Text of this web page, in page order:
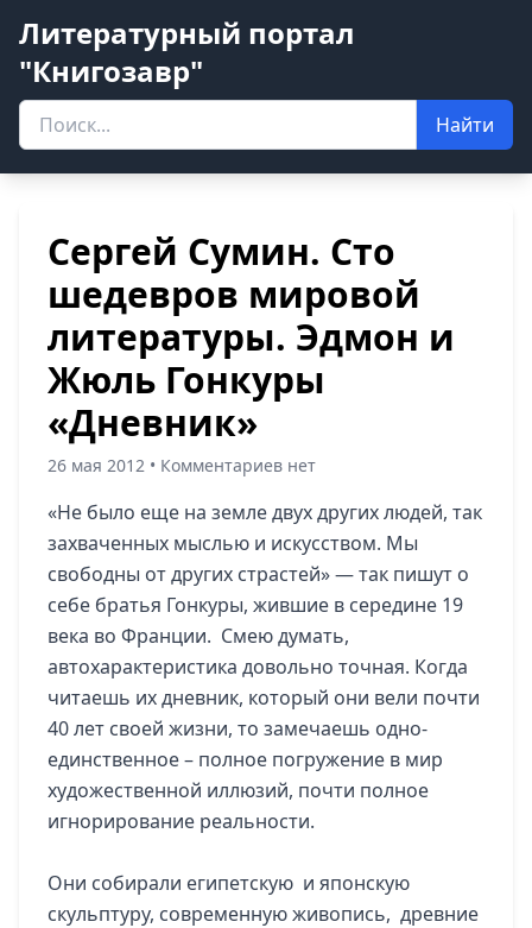
Литературный портал
"Книгозавр"
Найти
Сергей Сумин. Сто
шедевров мировой
литературы. Эдмон и
Жюль Гонкуры
«Дневник»
26 мая 2012 • Комментариев нет
«Не было еще на земле двух других людей, так
захваченных мыслью и искусством. Мы
свободны от других страстей» — так пишут о
себе братья Гонкуры, жившие в середине 19
века во Франции. Смею думать,
автохарактеристика довольно точная. Когда
читаешь их дневник, который они вели почти
40 лет своей жизни, то замечаешь одно-
единственное – полное погружение в мир
художественной иллюзий, почти полное
игнорирование реальности.
Они собирали египетскую и японскую
скульптуру, современную живопись, древние